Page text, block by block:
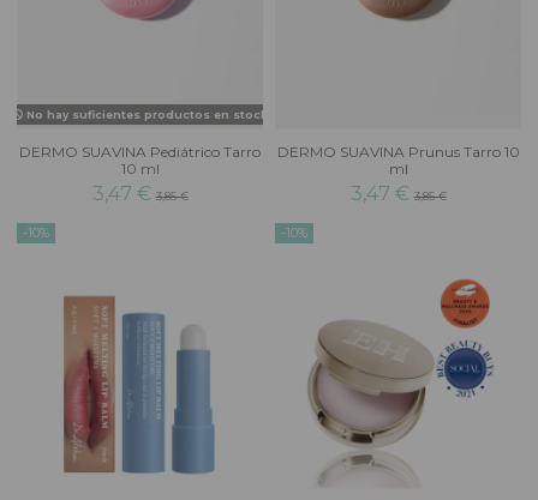
No hay suficientes productos en stock
DERMO SUAVINA Pediátrico Tarro
10 ml
3,47 €3,85 €
DERMO SUAVINA Prunus Tarro 10
ml
3,47 €3,85 €
-10% -10%